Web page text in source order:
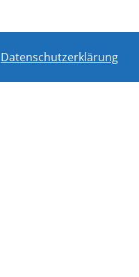
Datenschutzerklärung